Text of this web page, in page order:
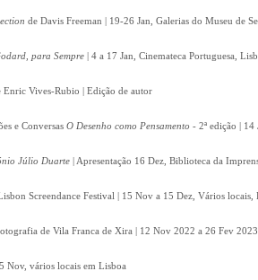
de Davis Freeman | 19-26 Jan, Galerias do Museu de
para Sempre | 4 a 17 Jan, Cinemateca Portuguesa,
Enric Vives-Rubio | Edição de autor
e Conversas O Desenho como Pensamento - 2ª edição |
Júlio Duarte | Apresentação 16 Dez, Biblioteca da
Screendance Festival | 15 Nov a 15 Dez, Vários locais,
de Vila Franca de Xira | 12 Nov 2022 a 26 Fev
Nov, vários locais em Lisboa